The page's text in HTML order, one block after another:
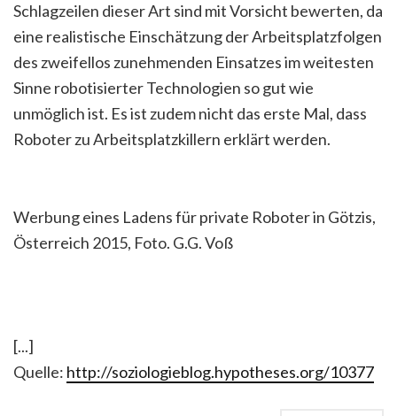
Schlagzeilen dieser Art sind mit Vorsicht bewerten, da
eine realistische Einschätzung der Arbeitsplatzfolgen
des zweifellos zunehmenden Einsatzes im weitesten
Sinne robotisierter Technologien so gut wie
unmöglich ist. Es ist zudem nicht das erste Mal, dass
Roboter zu Arbeitsplatzkillern erklärt werden.
Werbung eines Ladens für private Roboter in Götzis,
Österreich 2015, Foto. G.G. Voß
[...]
Quelle: http://soziologieblog.hypotheses.org/10377